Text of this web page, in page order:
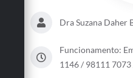
Contas Publicas
Galeria de Fotos
Arquivos para Download
Dra Suzana Daher
Funcionamento:
1146 / 98111